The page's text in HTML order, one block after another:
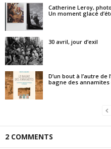
Catherine Leroy,
Un moment glacé
30 avril, jour d’exil
D’un bout à l’autre
bagne des
2 COMMENTS